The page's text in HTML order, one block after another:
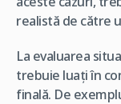
realistă de către
La evaluarea
trebuie luați în
finală. De